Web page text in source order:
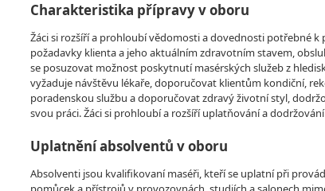
Charakteristika přípravy v oboru
Žáci si rozšíří a prohloubí vědomosti a dovednosti potřebné
požadavky klienta a jeho aktuálním zdravotním stavem,
se posuzovat možnost poskytnutí masérských služeb z
vyžaduje návštěvu lékaře, doporučovat klientům kondiční,
poradenskou službu a doporučovat zdravý životní styl,
svou práci. Žáci si prohloubí a rozšíří uplatňování a
Uplatnění absolventů v oboru
Absolventi jsou kvalifikovaní maséři, kteří se uplatní při